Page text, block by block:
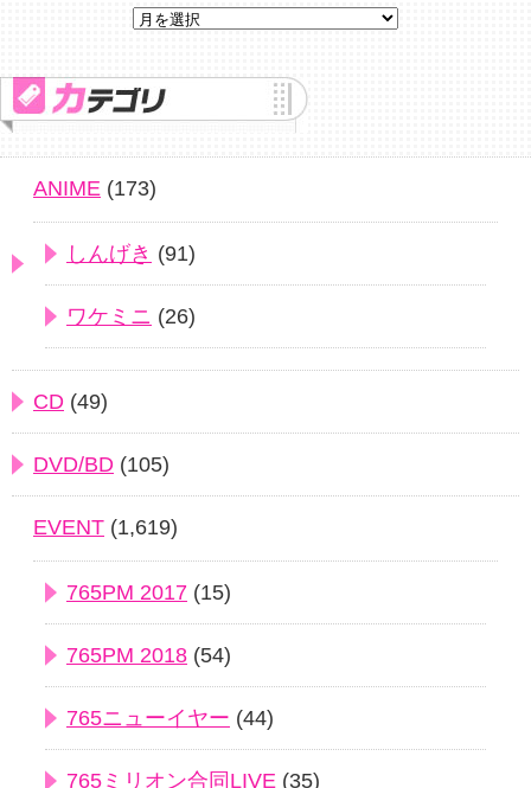
ANIME (173)
しんげき (91)
ワケミニ (26)
CD (49)
DVD/BD (105)
EVENT (1,619)
765PM 2017 (15)
765PM 2018 (54)
765ニューイヤー (44)
765ミリオン合同LIVE (35)